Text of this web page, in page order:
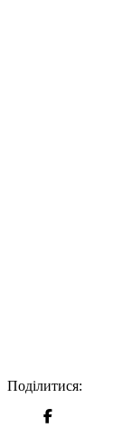
Поділитися: